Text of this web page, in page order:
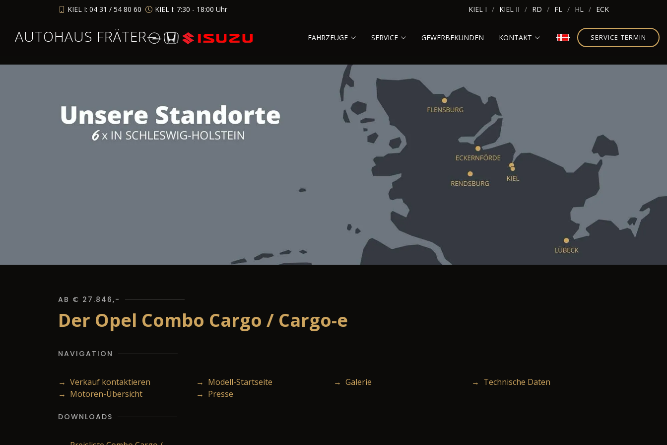
KIEL I: 04 31 / 54 80 60 KIEL I: 7:30 - 18:00 Uhr KIEL I KIEL II RD FL HL ECK
AUTOHAUS FRÄTER FAHRZEUGE SERVICE GEWERBEKUNDEN KONTAKT SERVICE-TERMIN
AB € 27.846,-
Der Opel Combo Cargo / Cargo-e
NAVIGATION
→ Verkauf kontaktieren → Modell-Startseite → Galerie
→ Technische Daten
→ Motoren-Übersicht
→ Presse
DOWNLOADS